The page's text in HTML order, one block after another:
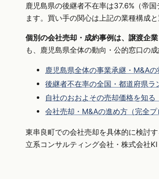
鹿児島県の後継者不在率は37.6%（帝
ます。買い手の関心は上記の業種構成
個別の会社売却・成約事例は、譲渡企
も、鹿児島県全体の動向・公的窓口の
鹿児島県全体の事業承継・M&A
後継者不在率の全国・都道府県ラ
自社のおおよその売却価格を知る
会社売却・M&Aの進め方（完全プ
東串良町での会社売却を具体的に検討
立系コンサルティング会社・株式会社